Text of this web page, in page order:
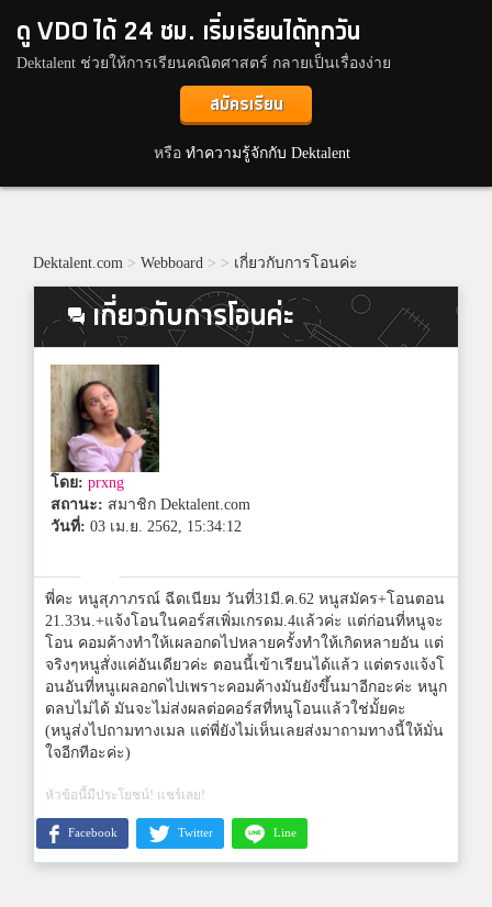
ดู VDO ได้ 24 ชม. เริ่มเรียนได้ทุกวัน
Dektalent ช่วยให้การเรียนคณิตศาสตร์ กลายเป็นเรื่องง่าย
สมัครเรียน
หรือ ทำความรู้จักกับ Dektalent
Dektalent.com > Webboard > > เกี่ยวกับการโอนค่ะ
เกี่ยวกับการโอนค่ะ
โดย: prxng
สถานะ: สมาชิก Dektalent.com
วันที่: 03 เม.ย. 2562, 15:34:12
พี่คะ หนูสุภาภรณ์ ฉีดเนียม วันที่31มี.ค.62 หนูสมัคร+โอนตอน
21.33น.+แจ้งโอนในคอร์สเพิ่มเกรดม.4แล้วค่ะ แต่ก่อนที่หนูจะ
โอน คอมค้างทำให้เผลอกดไปหลายครั้งทำให้เกิดหลายอัน แต่
จริงๆหนูสั่งแค่อันเดียวค่ะ ตอนนี้เข้าเรียนได้แล้ว แต่ตรงแจ้งโ
อนอันที่หนูเผลอกดไปเพราะคอมค้างมันยังขึ้นมาอีกอะค่ะ หนูก
ดลบไม่ได้ มันจะไม่ส่งผลต่อคอร์สที่หนูโอนแล้วใช่มั้ยคะ
(หนูส่งไปถามทางเมล แต่พี่ยังไม่เห็นเลยส่งมาถามทางนี้ให้มั่น
ใจอีกทีอะค่ะ)
หัวข้อนี้มีประโยชน์! แชร์เลย!
Facebook Twitter Line